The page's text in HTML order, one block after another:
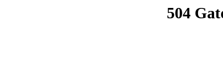
504